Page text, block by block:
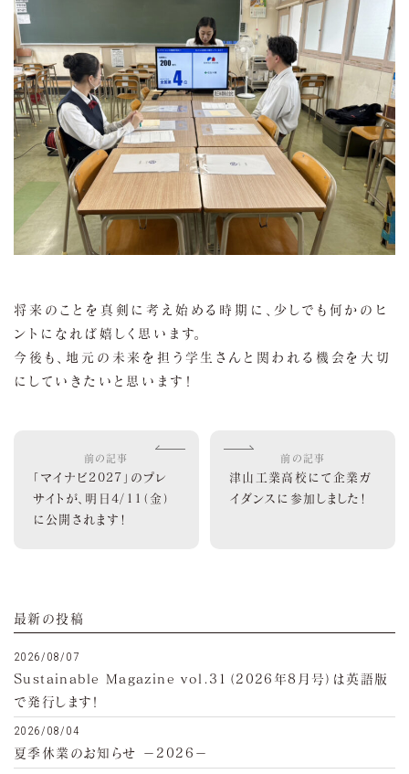
将来のことを真剣に考え始める時期に、少しでも何かのヒ
ントになれば嬉しく思います。
今後も、地元の未来を担う学生さんと関われる機会を大切
にしていきたいと思います！
前の記事
「マイナビ2027」のプレ
サイトが、明日4/11（金）
に公開されます！
前の記事
津山工業高校にて企業ガ
イダンスに参加しました！
最新の投稿
2026/08/07
Sustainable Magazine vol.31（2026年8月号）は英語版
で発行します！
2026/08/04
夏季休業のお知らせ −2026−